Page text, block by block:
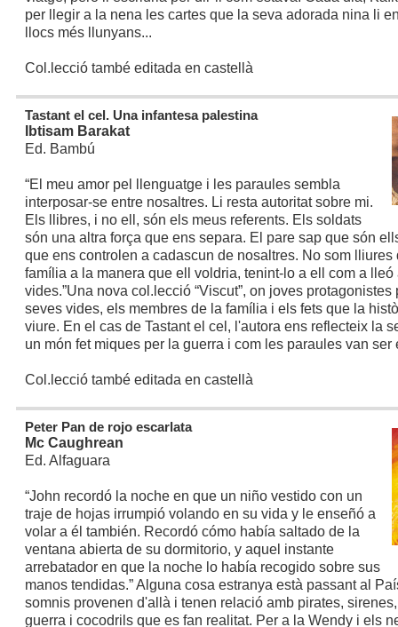
per llegir a la nena les cartes que la seva adorada nina li
llocs més llunyans...
Col.lecció també editada en castellà
Tastant el cel. Una infantesa palestina
Ibtisam Barakat
Ed. Bambú
“El meu amor pel llenguatge i les paraules sembla
interposar-se entre nosaltres. Li resta autoritat sobre mi.
Els llibres, i no ell, són els meus referents. Els soldats
són una altra força que ens separa. El pare sap que són
que ens controlen a cadascun de nosaltres. No som lliures
família a la manera que ell voldria, tenint-lo a ell com a lleó
vides.”Una nova col.lecció “Viscut”, on joves protagonistes
seves vides, els membres de la família i els fets que la
viure. En el cas de Tastant el cel, l'autora ens reflecteix la
un món fet miques per la guerra i com les paraules van ser
Col.lecció també editada en castellà
Peter Pan de rojo escarlata
Mc Caughrean
Ed. Alfaguara
“John recordó la noche en que un niño vestido con un
traje de hojas irrumpió volando en su vida y le enseñó a
volar a él también. Recordó cómo había saltado de la
ventana abierta de su dormitorio, y aquel instante
arrebatador en que la noche lo había recogido sobre sus
manos tendidas.”Alguna cosa estranya està passant al
somnis provenen d'allà i tenen relació amb pirates,
guerra i cocodrils que es fan realitat. Per a la Wendy i els